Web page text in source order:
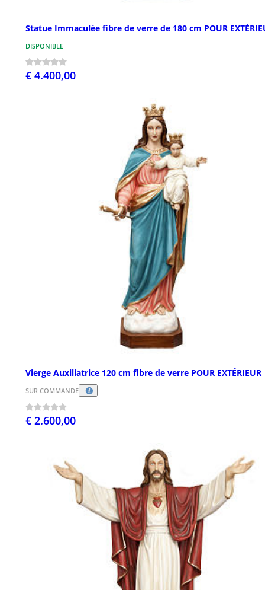
Statue Immaculée fibre de verre de 180 cm POUR
DISPONIBLE
€ 4.400,00
Vierge Auxiliatrice 120 cm fibre de verre POUR EXTÉRIEUR
SUR COMMANDE
€ 2.600,00